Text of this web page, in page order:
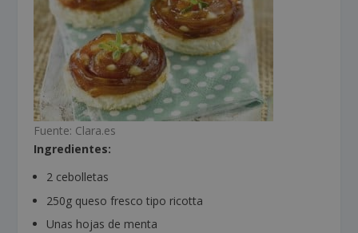
Fuente: Clara.es
Ingredientes:
2 cebolletas
250g queso fresco tipo ricotta
Unas hojas de menta